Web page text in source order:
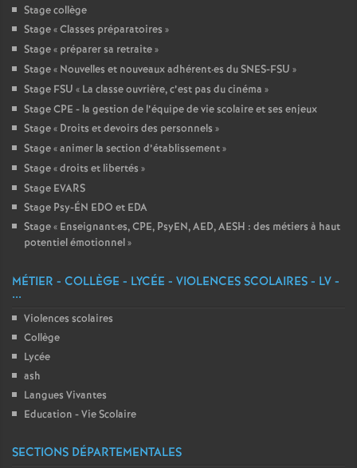
Stage collège
Stage «Classes préparatoires »
Stage « préparer sa retraite»
Stage « Nouvelles et nouveaux adhérent·es du SNES-FSU »
Stage FSU « La classe ouvrière, c’est pas du cinéma »
Stage CPE - la gestion de l’équipe de vie scolaire et ses enjeux
Stage « Droits et devoirs des personnels »
Stage «animer la section d’établissement»
Stage «droits et libertés »
Stage EVARS
Stage Psy-ÉN EDO et EDA
Stage « Enseignant·es, CPE, PsyEN, AED, AESH : des métiers à haut
potentiel émotionnel»
MÉTIER - COLLÈGE - LYCÉE - VIOLENCES SCOLAIRES - LV -
...
Violences scolaires
Collège
Lycée
ash
Langues Vivantes
Education - Vie Scolaire
SECTIONS DÉPARTEMENTALES